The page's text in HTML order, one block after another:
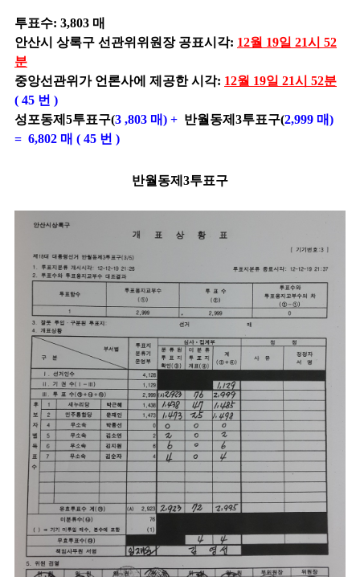
투표수: 3,803 매
안산시 상록구 선관위위원장 공표시각: 12월 19일 21시 52
분
중앙선관위가 언론사에 제공한 시각: 12월 19일 21시 52분
( 45 번 )
성포동제5투표구(3 ,803 매) + 반월동제3투표구(2,999 매)
= 6,802 매 ( 45 번 )
반월동제3투표구